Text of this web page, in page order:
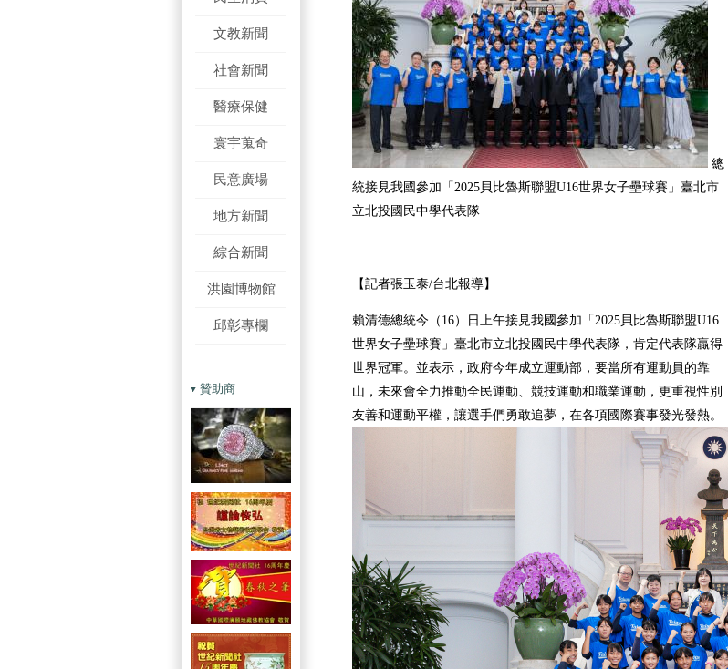
文教新聞
社會新聞
醫療保健
寰宇蒐奇
民意廣場
地方新聞
綜合新聞
洪園博物館
邱彰專欄
贊助商
總
統接見我國參加「2025貝比魯斯聯盟U16世界女子壘球賽」臺北市
立北投國民中學代表隊
【記者張玉泰/台北報導】
賴清德總統今（16）日上午接見我國參加「2025貝比魯斯聯盟U16
世界女子壘球賽」臺北市立北投國民中學代表隊，肯定代表隊贏得
世界冠軍。並表示，政府今年成立運動部，要當所有運動員的靠
山，未來會全力推動全民運動、競技運動和職業運動，更重視性別
友善和運動平權，讓選手們勇敢追夢，在各項國際賽事發光發熱。